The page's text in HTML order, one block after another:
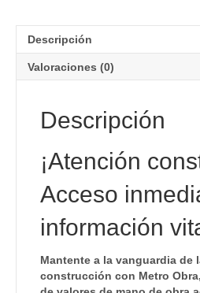
Descripción
Valoraciones (0)
Descripción
¡Atención
Acceso
información
Mantente a la vanguardia de
construcción con Metro